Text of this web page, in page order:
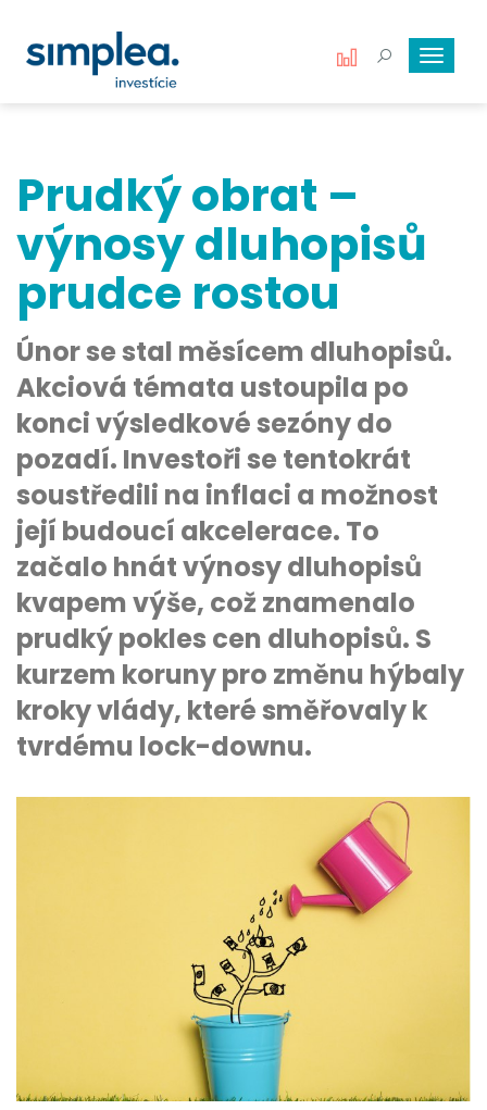
Toggle
Prudký obrat –
výnosy dluhopisů
prudce rostou
Únor se stal měsícem dluhopisů.
Akciová témata ustoupila po
konci výsledkové sezóny do
pozadí. Investoři se tentokrát
soustředili na inflaci a možnost
její budoucí akcelerace. To
začalo hnát výnosy dluhopisů
kvapem výše, což znamenalo
prudký pokles cen dluhopisů. S
kurzem koruny pro změnu hýbaly
kroky vlády, které směřovaly k
tvrdému lock-downu.